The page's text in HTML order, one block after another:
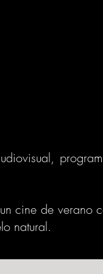
cine de verano
natural.